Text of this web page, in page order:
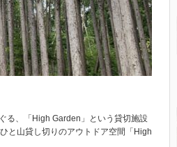
る、「High Garden」という貸切施設
と山貸し切りのアウトドア空間「High